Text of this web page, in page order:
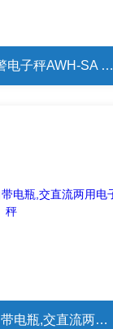
可设置上下线报警电子秤AWH-SA 英展AWH-SA可接继电器控制电子秤
英展ALH-15kg自带电瓶,交直流两用电子秤